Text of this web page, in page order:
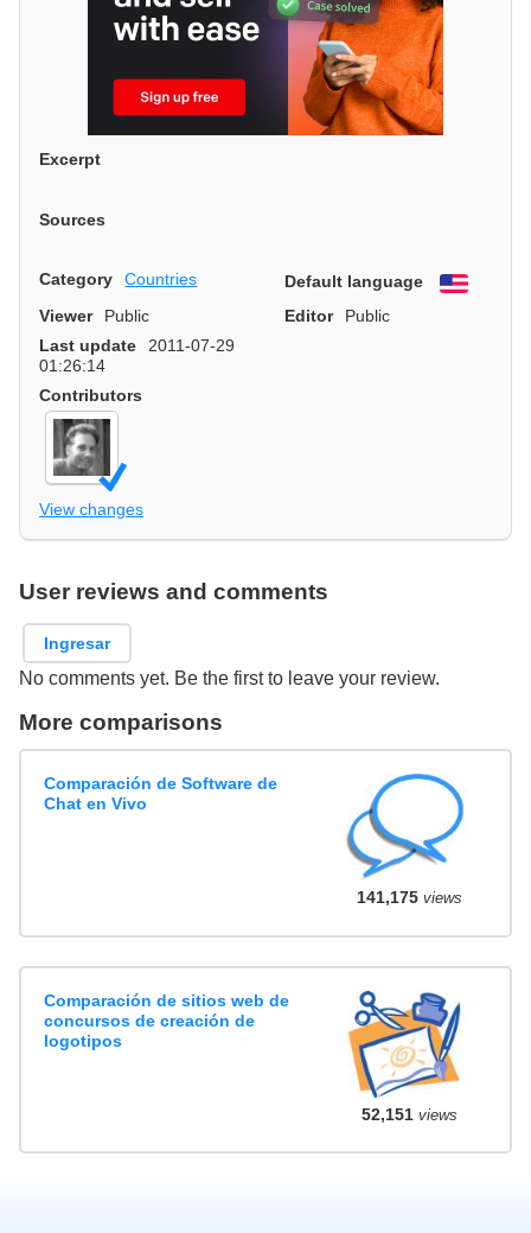
Excerpt
Sources
Category Countries Default language
English
Viewer
Public Editor
Public
Last update
2011-07-29
01:26:14
Contributors
View changes
User reviews and comments
Ingresar
No comments yet. Be the first to leave your review.
More comparisons
Comparación de Software de
Chat en Vivo
141,175views
Comparación de sitios web de
concursos de creación de
logotipos
52,151views